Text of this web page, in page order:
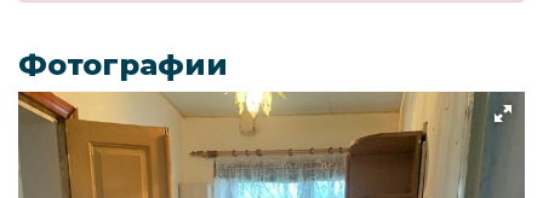
Фотографии